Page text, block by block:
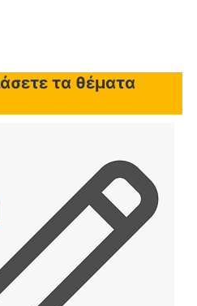
τα θέματα